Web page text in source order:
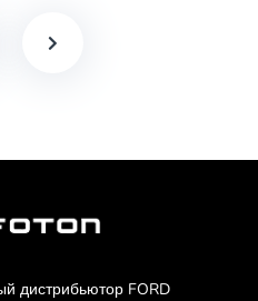
дистрибьютор FORD